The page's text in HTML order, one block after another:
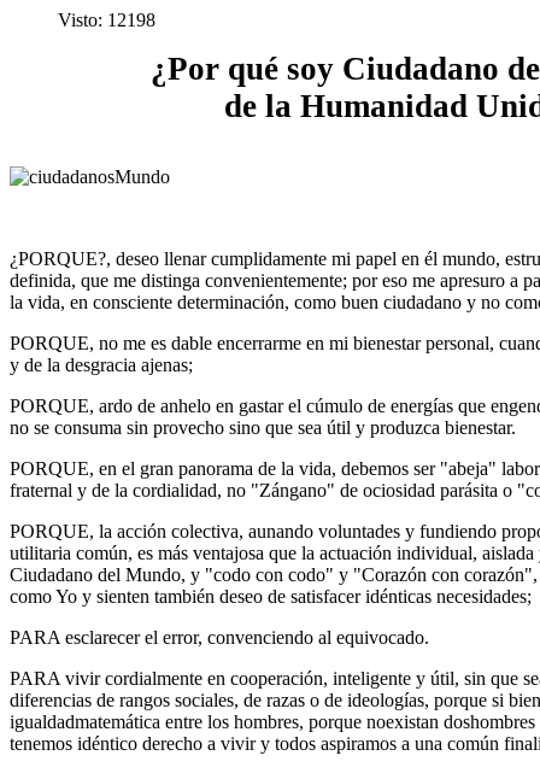
Visto: 12198
¿Por qué soy Ciudadano
de la Humanidad
¿PORQUE?, deseo llenar cumplidamen­te mi papel en él mundo,
definida, que me distin­ga convenientemente; por eso me apresuro a
la vida, en consciente determinación, como buen ciudadano y no
PORQUE, no me es dable encerrarme en mi bienestar personal,
y de la desgracia ajenas;
PORQUE, ardo de anhelo en gastar el cúmulo de energías que
no se consuma sin provecho sino que sea útil y produzca bienestar.
PORQUE, en el gran panorama de la vida, debemos ser "abeja"
fraternal y de la cor­dialidad, no "Zángano" de ociosidad pará­sita o
PORQUE, la acción colectiva, aunando voluntades y fundiendo
utilitaria común, es más ventajosa que la actuación individual,
Ciudadano del Mundo, y "codo con codo" y "Corazón con corazón",
como Yo y sienten tam­bién deseo de satisfacer idénticas necesi­dades;
PARA esclarecer el error, convenciendo al equivocado.
PARA vivir cordialmente en cooperación, inteligente y útil, sin que
diferencias de rangos sociales, de razas o de ideologías, porque si
igualdadmatemática entre los hombres, porque noexistan
tenemos idéntico derecho a vivir y todos aspiramos a una común